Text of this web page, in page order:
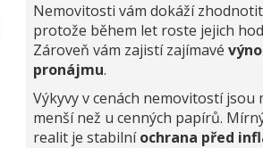
Nemovitosti vám dokáží
protože během let roste jejich
Zároveň vám zajistí zajímavé
pronájmu.
Výkyvy v cenách nemovitostí jsou
menší než u cenných papírů.
realit je stabilníochrana před